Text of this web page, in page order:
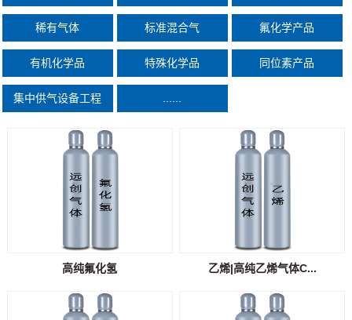
稀有气体 标准混合气 氟化学产品
有机化学品 特殊化学品 同位素产品
集中供气设备工程 ......
高纯氟化氢 乙烯|高纯乙烯气体C...